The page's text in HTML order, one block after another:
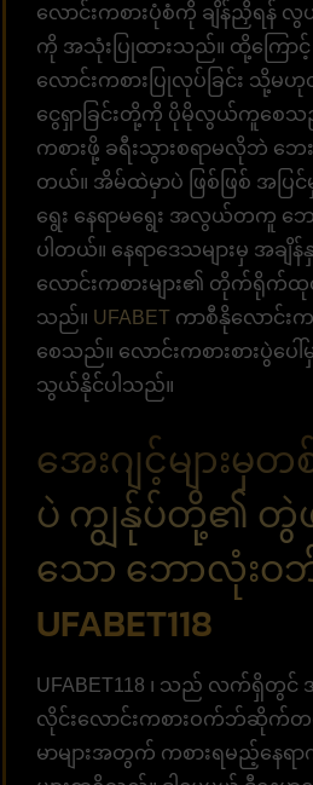
လောင်းကစားပုံစံကို ချိန်ညှိရန်
ကို အသုံးပြုထားသည်။ ထို့ကြော
လောင်းကစားပြုလုပ်ခြင်း သို့
ငွေရှာခြင်းတို့ကို ပိုမိုလွယ်ကူစေ
ကစားဖို့ ခရီးသွားစရာမလိုဘဲ ဘေး
တယ်။ အိမ်ထဲမှာပဲ ဖြစ်ဖြစ် အပြင်
ရွေး နေရာမရွေး အလွယ်တကူ ဘေ
ပါတယ်။ နေရာဒေသများမှ အချိ
လောင်းကစားများ၏ တိုက်ရိုက်ထု
သည်။ UFABET ကာစီနိုလောင်းက
စေသည်။ လောင်းကစားစားပွဲပေ
သွယ်နိုင်ပါသည်။
အေးဂျင့်များ
ပဲ ကျွန်ုပ်တို့၏ တွဲ
သော ဘောလုံးဝဘ်
UFABET118
UFABET118 ၊ သည် လက်ရှိတွင်
လိုင်းလောင်းကစားဝက်ဘ်ဆိုက်တ
မာများအတွက် ကစားရမည့်နေရာ